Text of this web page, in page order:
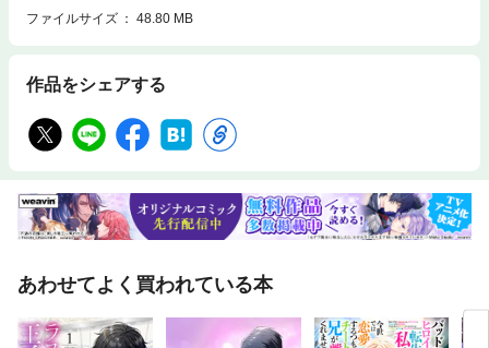
ファイルサイズ
48.80 MB
作品をシェアする
あわせてよく買われている本